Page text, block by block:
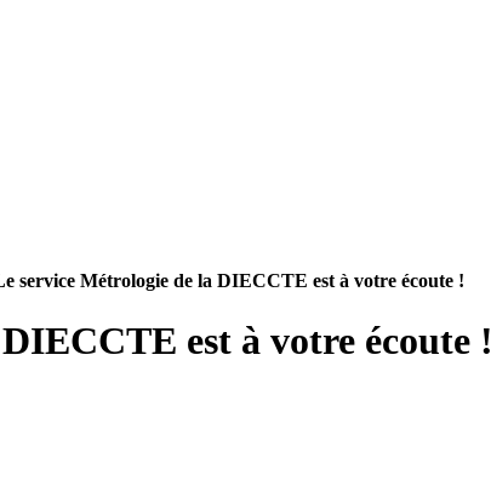
service Métrologie de la DIECCTE est à votre écoute !
est à votre écoute !